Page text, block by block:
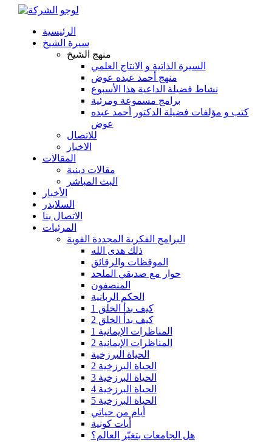
الرئيسية
سيرة الشيخ
منهج الشيخ
السيرة الذاتية و الانتاج العلمي
منهج أحمد عبده عوض
نشاط فضيلة الداعية هذا الأسبوع
برامج مسموعة ومرئية
كتب و مؤلفات فضيلة الدكتور أحمد عبده
عوض
للاتصال
الاخبار
المقالات
مقالات دينية
البث المباشر
الأخبار
السلايدر
الاتصال بنا
المرئيات
البرامج الفكرية المجددة القوية
ذلك هدى الله
الموقظات والرقائق
حوار مع صديقي الملحد
المنصفون
الحكم الربانية
كيف بدأ الخلق 1
كيف بدأ الخلق 2
المناظرات الإيمانية 1
المناظرات الإيمانية 2
الحياة البرزخية
الحياة البرزخية 2
الحياة البرزخية 3
الحياة البرزخية 4
الحياة البرزخية 5
أيام من حياتي
أيات كونية
هل الجامعات بتغيّر العالم؟